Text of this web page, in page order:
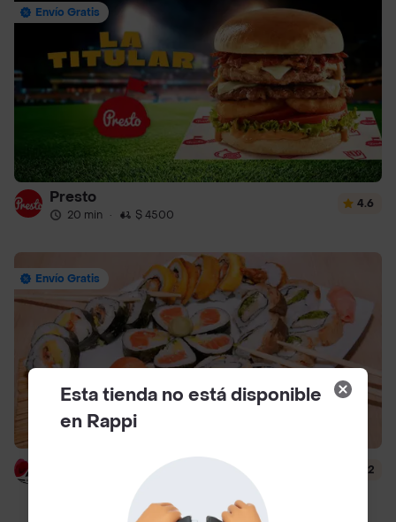
Envío Gratis
Presto
20 min · $ 4500
4.6
Envío Gratis
$ 6500
4.2
Esta tienda no está disponible
en Rappi